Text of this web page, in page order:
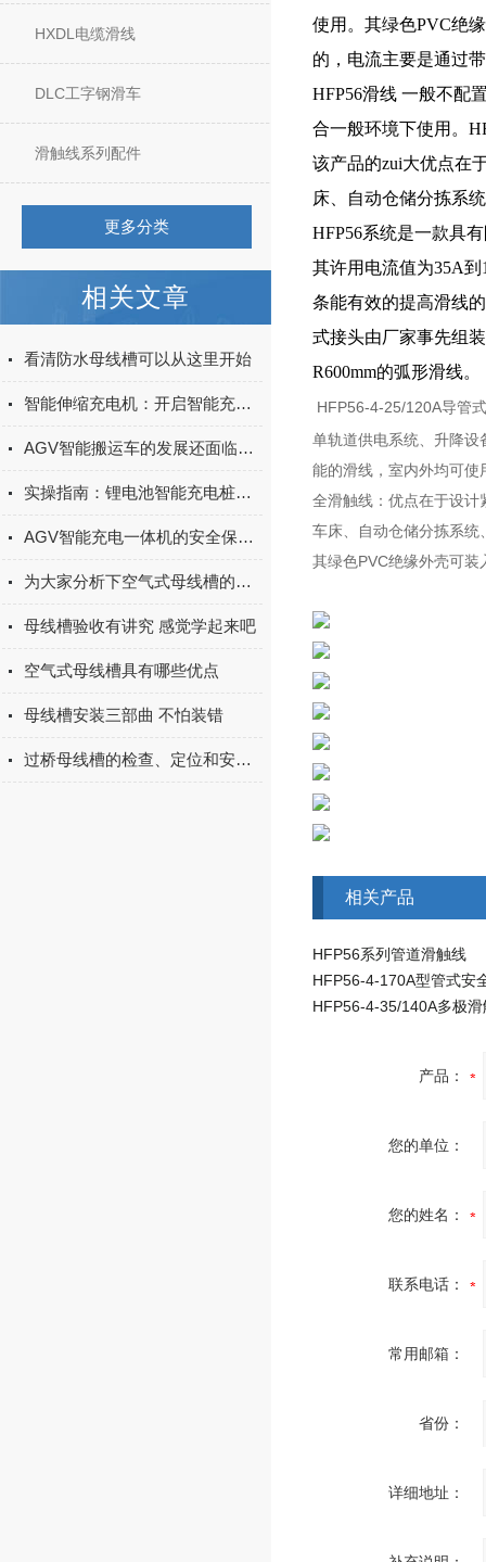
HXDL电缆滑线
DLC工字钢滑车
滑触线系列配件
更多分类
相关文章
看清防水母线槽可以从这里开始
智能伸缩充电机：开启智能充电新体验
AGV智能搬运车的发展还面临着一些挑战和问题
实操指南：锂电池智能充电桩安装使用 —— 接线步骤与故障排查
AGV智能充电一体机的安全保护机制与故障诊断方法
为大家分析下空气式母线槽的储存事项
母线槽验收有讲究 感觉学起来吧
空气式母线槽具有哪些优点
母线槽安装三部曲 不怕装错
过桥母线槽的检查、定位和安全性分析
使用。其绿色PVC绝
的，电流主要是通过
HFP56滑线 一般不配
合一般环境下使用。
该产品的zui大优点在
床、自动仓储分拣系
HFP56系统是一款具
其许用电流值为35A
条能有效的提高滑线
式接头由厂家事先组
R600mm的弧形滑线。
HFP56-4-25/120A导管
单轨道供电系统、升降
能的滑线，室内外均可
全滑触线：优点在于设
车床、自动仓储分拣系
其绿色PVC绝缘外壳可
相关产品
HFP56系列管道滑触线
HFP56-4-170A型管式安
产品：
您的单位：
您的姓名：
联系电话：
常用邮箱：
省份：
详细地址：